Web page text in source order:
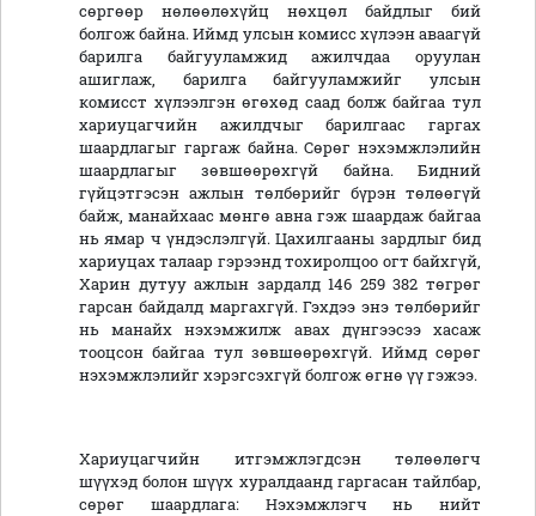
сөргөөр нөлөөлөхүйц нөхцөл байдлыг бий
болгож байна. Иймд улсын комисс хүлээн аваагүй
барилга байгууламжид ажилчдаа оруулан
ашиглаж, барилга байгууламжийг улсын
комисст хүлээлгэн өгөхөд саад болж байгаа тул
хариуцагчийн ажилдчыг барилгаас гаргах
шаардлагыг гаргаж байна. Сөрөг нэхэмжлэлийн
шаардлагыг зөвшөөрөхгүй байна. Бидний
гүйцэтгэсэн ажлын төлбөрийг бүрэн төлөөгүй
байж, манайхаас мөнгө авна гэж шаардаж байгаа
нь ямар ч үндэслэлгүй. Цахилгааны зардлыг бид
хариуцах талаар гэрээнд тохиролцоо огт байхгүй,
Харин дутуу ажлын зардалд 146 259 382 төгрөг
гарсан байдалд маргахгүй. Гэхдээ энэ төлбөрийг
нь манайх нэхэмжилж авах дүнгээсээ хасаж
тооцсон байгаа тул зөвшөөрөхгүй. Иймд сөрөг
нэхэмжлэлийг хэрэгсэхгүй болгож өгнө үү гэжээ.
Хариуцагчийн итгэмжлэгдсэн төлөөлөгч
шүүхэд болон шүүх хуралдаанд гаргасан тайлбар,
сөрөг шаардлага: Нэхэмжлэгч нь нийт